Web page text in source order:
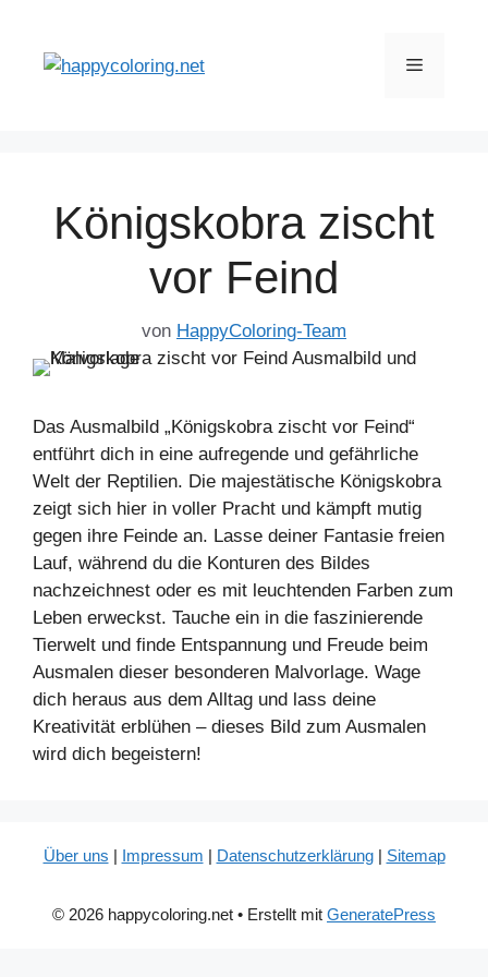
springen
Menü
Königskobra zischt
vor Feind
von HappyColoring-Team
Das Ausmalbild „Königskobra zischt vor Feind“
entführt dich in eine aufregende und gefährliche
Welt der Reptilien. Die majestätische Königskobra
zeigt sich hier in voller Pracht und kämpft mutig
gegen ihre Feinde an. Lasse deiner Fantasie freien
Lauf, während du die Konturen des Bildes
nachzeichnest oder es mit leuchtenden Farben zum
Leben erweckst. Tauche ein in die faszinierende
Tierwelt und finde Entspannung und Freude beim
Ausmalen dieser besonderen Malvorlage. Wage
dich heraus aus dem Alltag und lass deine
Kreativität erblühen – dieses Bild zum Ausmalen
wird dich begeistern!
Über uns | Impressum | Datenschutzerklärung| Sitemap
© 2026 happycoloring.net • Erstellt mit GeneratePress